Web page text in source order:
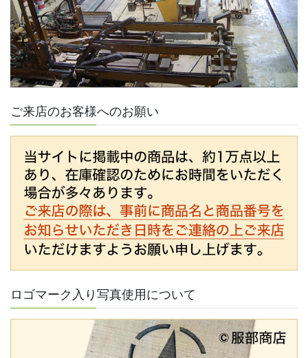
ご来店のお客様へのお願い
ロゴマーク入り写真使用について